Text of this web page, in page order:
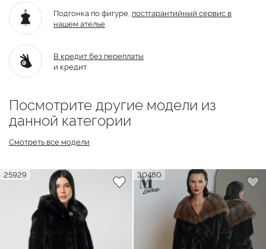
Подгонка по фигуре, постгарантийный сервис в
нашем ателье
В кредит без переплаты
и кредит
Посмотрите другие модели из
данной категории
Смотреть все модели
25929 30480